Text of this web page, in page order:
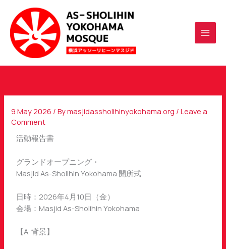
content
9 May 2026 / Bymasjidassholihinyokohama.org /Leave a
Comment
活動報告書
グランドオープニング・
Masjid As-Sholihin Yokohama 開所式
日時：2026年4月10日（金）
会場：Masjid As-Sholihin Yokohama
【A. 背景】